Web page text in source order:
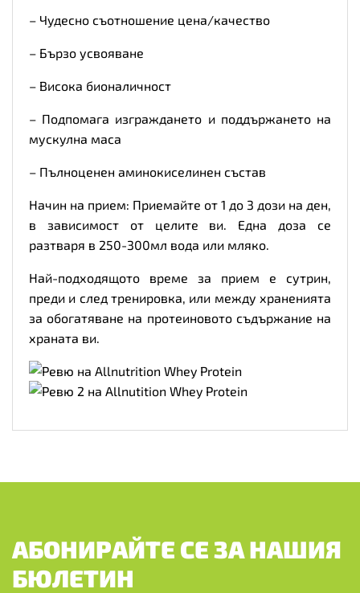
– Чудесно съотношение цена/качество
– Бързо усвояване
– Висока бионаличност
– Подпомага изграждането и поддържането на
мускулна маса
– Пълноценен аминокиселинен състав
Начин на прием: Приемайте от 1 до 3 дози на ден,
в зависимост от целите ви. Една доза се
разтваря в 250-300мл вода или мляко.
Най-подходящото време за прием е сутрин,
преди и след тренировка, или между храненията
за обогатяване на протеиновото съдържание на
храната ви.
АБОНИРАЙТЕ СЕ ЗА НАШИЯ
БЮЛЕТИН